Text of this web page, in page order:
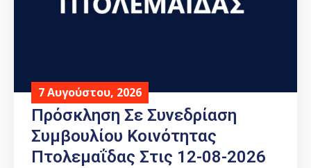
7 Αυγούστου, 2026
Πρόσκληση Σε Συνεδρίαση
Συμβουλίου Κοινότητας
Πτολεμαΐδας Στις 12-08-2026